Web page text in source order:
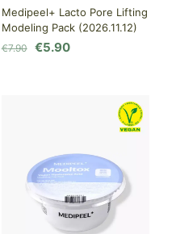
Medipeel+ Lacto Pore Lifting
Modeling Pack (2026.11.12)
€7.90
Первоначальная
€5.90Текущая